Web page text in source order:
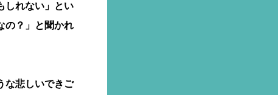
しれない」とい
の？」と聞かれ
な悲しいできご